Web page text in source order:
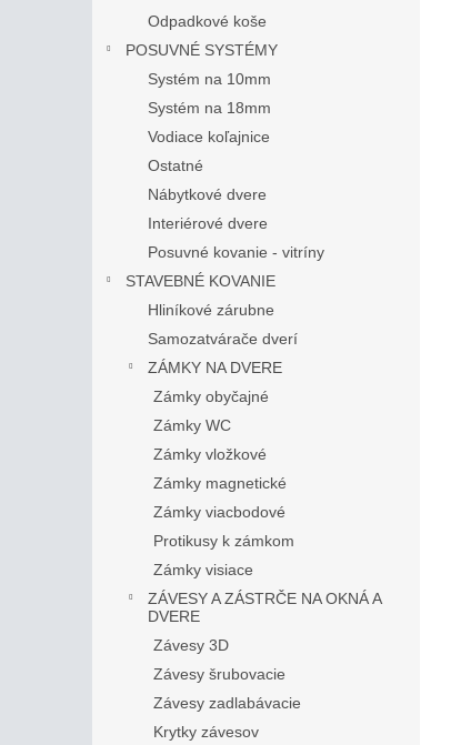
Odpadkové koše
POSUVNÉ SYSTÉMY
Systém na 10mm
Systém na 18mm
Vodiace koľajnice
Ostatné
Nábytkové dvere
Interiérové dvere
Posuvné kovanie - vitríny
STAVEBNÉ KOVANIE
Hliníkové zárubne
Samozatvárače dverí
ZÁMKY NA DVERE
Zámky obyčajné
Zámky WC
Zámky vložkové
Zámky magnetické
Zámky viacbodové
Protikusy k zámkom
Zámky visiace
ZÁVESY A ZÁSTRČE NA OKNÁ A
DVERE
Závesy 3D
Závesy šrubovacie
Závesy zadlabávacie
Krytky závesov